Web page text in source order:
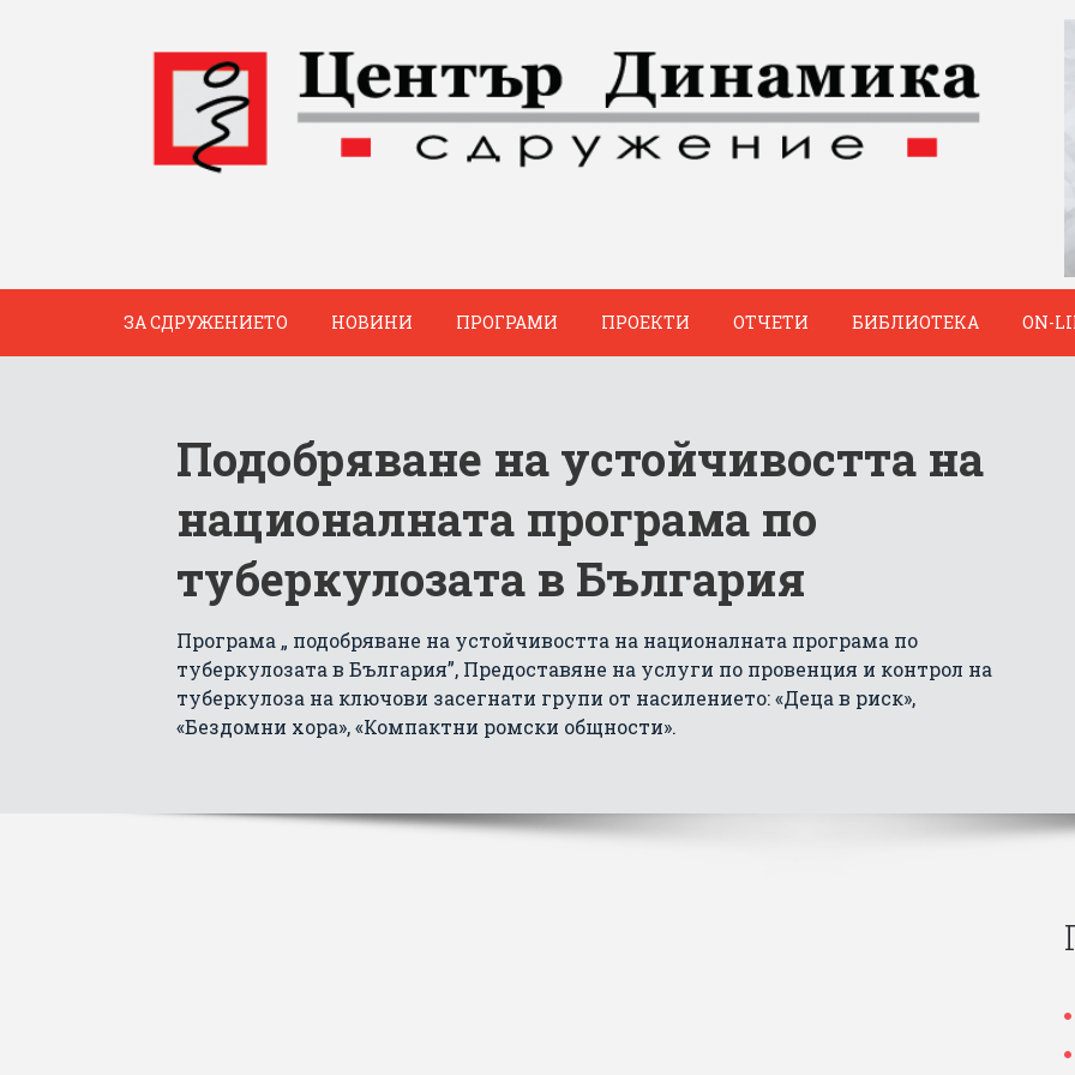
ЗА СДРУЖЕНИЕТО НОВИНИ ПРОГРАМИ ПРОЕКТИ ОТЧЕТИ БИБЛИОТЕКА ON-
Подобряване на устойчивостта на
националната програма по
туберкулозата в България
Програма „ подобряване на устойчивостта на националната програма по
туберкулозата в България”, Предоставяне на услyги по провенция и контрол на
туберкулоза на ключови засегнати групи от насилението: «Деца в риск»,
«Бездомни хора», «Компактни ромски общности».